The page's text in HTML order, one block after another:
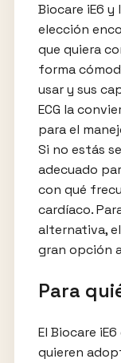
Biocare iE6
elección
que quiera
forma
usar y sus
ECG la
para el
Si no estás
adecuado
con qué
cardíaco.
alternativa,
gran opción
Para
El Biocare
quieren